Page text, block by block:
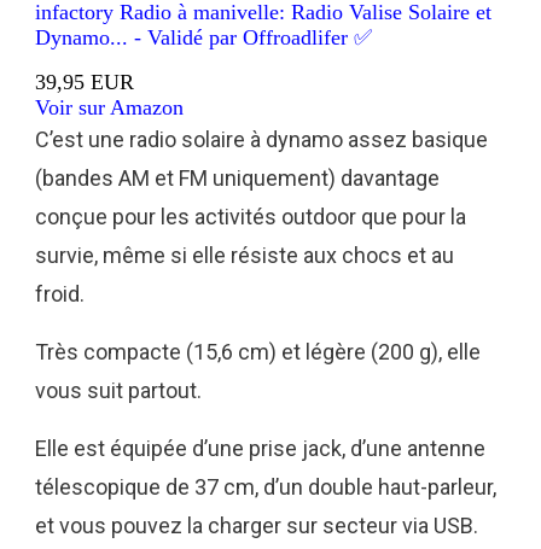
infactory Radio à manivelle: Radio Valise Solaire et
Dynamo... - Validé par Offroadlifer ✅
39,95 EUR
Voir sur Amazon
C’est une radio solaire à dynamo assez basique
(bandes AM et FM uniquement) davantage
conçue pour les activités outdoor que pour la
survie, même si elle résiste aux chocs et au
froid.
Très compacte (15,6 cm) et légère (200 g), elle
vous suit partout.
Elle est équipée d’une prise jack, d’une antenne
télescopique de 37 cm, d’un double haut-parleur,
et vous pouvez la charger sur secteur via USB.